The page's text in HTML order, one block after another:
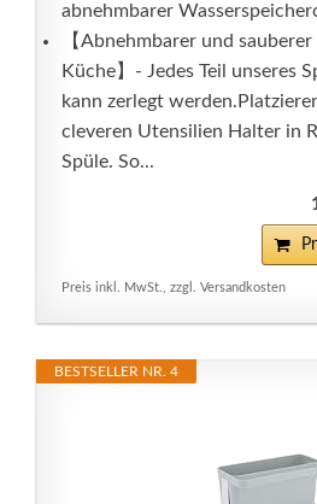
abnehmbarer
【Abnehmbarer und
Küche】- Jedes Teil unseres
kann zerlegt
cleveren Utensilien Halter in
Spüle. So...
Preis inkl. MwSt., zzgl. Versandkosten
BESTSELLER NR. 4